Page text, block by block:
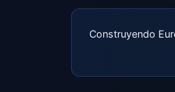
Construyendo